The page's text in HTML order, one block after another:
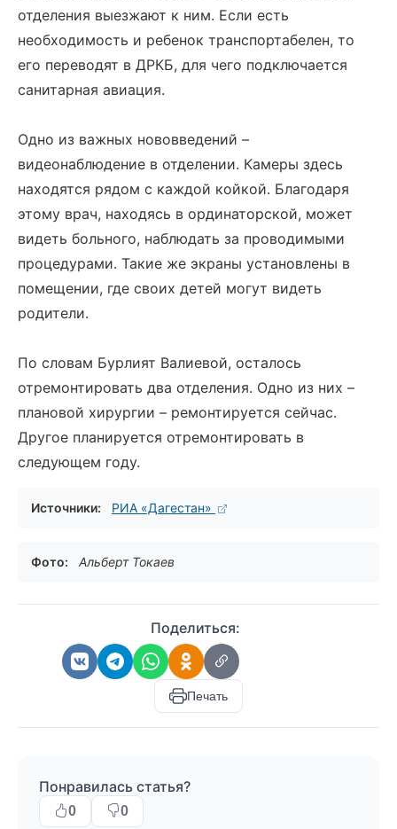
отделения выезжают к ним. Если есть
необходимость и ребенок транспортабелен, то
его переводят в ДРКБ, для чего подключается
санитарная авиация.
Одно из важных нововведений –
видеонаблюдение в отделении. Камеры здесь
находятся рядом с каждой койкой. Благодаря
этому врач, находясь в ординаторской, может
видеть больного, наблюдать за проводимыми
процедурами. Такие же экраны установлены в
помещении, где своих детей могут видеть
родители.
По словам Бурлият Валиевой, осталось
отремонтировать два отделения. Одно из них –
плановой хирургии – ремонтируется сейчас.
Другое планируется отремонтировать в
следующем году.
Источники: РИА «Дагестан»
Фото: Альберт Токаев
Поделиться:
Печать
Понравилась статья?
0 0